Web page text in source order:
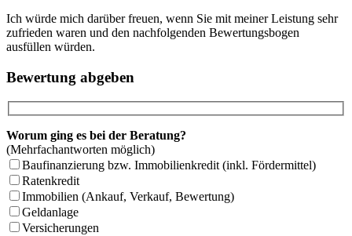
Ich würde mich darüber freuen, wenn Sie mit meiner Leistung sehr
zufrieden waren und den nachfolgenden Bewertungsbogen
ausfüllen würden.
Bewertung abgeben
Worum ging es bei der Beratung?
(Mehrfachantworten möglich)
Baufinanzierung bzw. Immobilienkredit (inkl. Fördermittel)
Ratenkredit
Immobilien (Ankauf, Verkauf, Bewertung)
Geldanlage
Versicherungen